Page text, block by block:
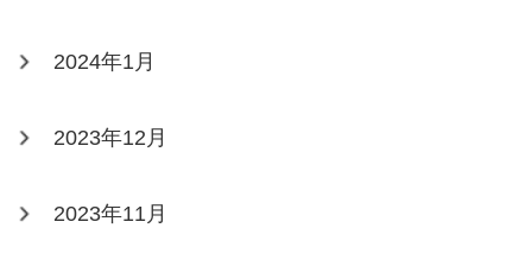
2024年1月
2023年12月
2023年11月